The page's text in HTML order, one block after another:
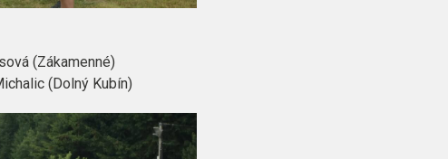
(Zákamenné)
(Dolný Kubín)